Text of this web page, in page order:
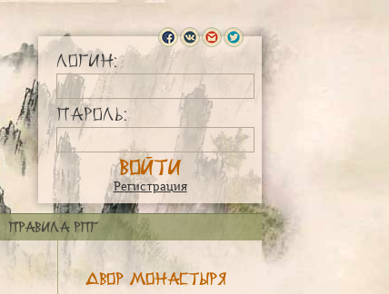
Логин:
Пароль:
Регистрация
Правила РПГ
Двор монастыря